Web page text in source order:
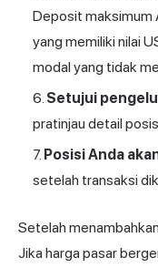
Deposit maksimum
yang memiliki nilai
modal yang tidak
Setujui
pratinjau detail
Posisi Anda
setelah transaksi
Setelah
Jika harga pasar